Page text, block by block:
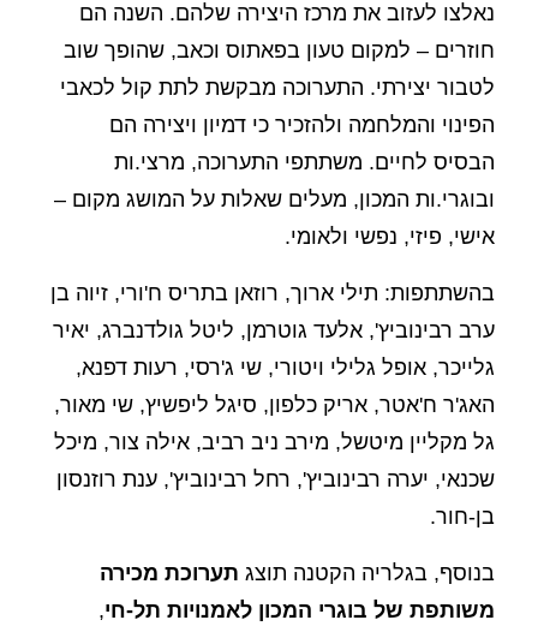
נאלצו לעזוב את מרכז היצירה שלהם. השנה הם
חוזרים – למקום טעון בפאתוס וכאב, שהופך שוב
לטבור יצירתי. התערוכה מבקשת לתת קול לכאבי
הפינוי והמלחמה ולהזכיר כי דמיון ויצירה הם
הבסיס לחיים. משתתפי התערוכה, מרצי.ות
ובוגרי.ות המכון, מעלים שאלות על המושג מקום –
אישי, פיזי, נפשי ולאומי.
בהשתתפות: תילי ארוך, רוזאן בתריס ח'ורי, זיוה בן
ערב רבינוביץ', אלעד גוטרמן, ליטל גולדנברג, יאיר
גלייכר, אופל גלילי ויטורי, שי ג'רסי, רעות דפנא,
האג'ר ח'אטר, אריק כלפון, סיגל ליפשיץ, שי מאור,
גל מקליין מיטשל, מירב ניב רביב, אילה צור, מיכל
שכנאי, יערה רבינוביץ', רחל רבינוביץ', ענת רוזנסון
בן-חור.
בנוסף, בגלריה הקטנה תוצג תערוכת מכירה
משותפת של בוגרי המכון לאמנויות תל-חי,